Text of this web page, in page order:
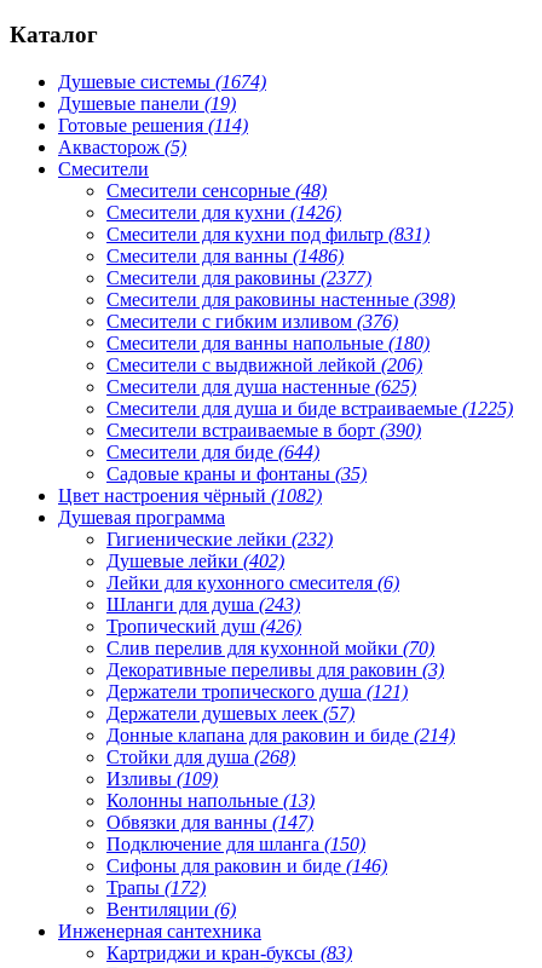
Каталог
Душевые системы (1674)
Душевые панели (19)
Готовые решения (114)
Аквасторож (5)
Смесители
Смесители сенсорные (48)
Смесители для кухни (1426)
Смесители для кухни под фильтр (831)
Смесители для ванны (1486)
Смесители для раковины (2377)
Смесители для раковины настенные (398)
Смесители с гибким изливом (376)
Смесители для ванны напольные (180)
Смесители с выдвижной лейкой (206)
Смесители для душа настенные (625)
Смесители для душа и биде встраиваемые (1225)
Смесители встраиваемые в борт (390)
Смесители для биде (644)
Садовые краны и фонтаны (35)
Цвет настроения чёрный (1082)
Душевая программа
Гигиенические лейки (232)
Душевые лейки (402)
Лейки для кухонного смесителя (6)
Шланги для душа (243)
Тропический душ (426)
Слив перелив для кухонной мойки (70)
Декоративные переливы для раковин (3)
Держатели тропического душа (121)
Держатели душевых леек (57)
Донные клапана для раковин и биде (214)
Стойки для душа (268)
Изливы (109)
Колонны напольные (13)
Обвязки для ванны (147)
Подключение для шланга (150)
Сифоны для раковин и биде (146)
Трапы (172)
Вентиляции (6)
Инженерная сантехника
Картриджи и кран-буксы (83)